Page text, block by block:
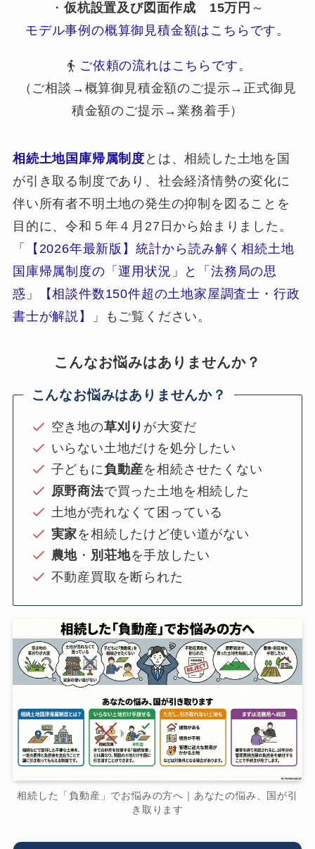
・ 仮杭設置及び図面作成 15万円 ～
モデル事例の概算御見積金額はこちらです。
ご依頼の流れはこちらです。
（ご相談→概算御見積金額のご提示→正式御見
積金額のご提示→業務着手）
相続土地国庫帰属制度 とは、相続した土地を国
が引き取る制度であり、社会経済情勢の変化に
伴い所有者不明土地の発生の抑制を図ることを
目的に、令和５年４月27日から始まりました。
「
【2026年最新版】統計から読み解く相続土地
国庫帰属制度の「運用状況」と「法務局の思
惑」【相談件数150件超の土地家屋調査士・行政
書士が解説】
」もご覧ください。
こんなお悩みはありませんか？
こんなお悩みはありませんか？
空き地の草刈り が大変だ
いらない土地だけを処分したい
子どもに負動産を相続させたくない
原野商法で買った土地を相続した
土地が売れなくて困っている
実家を相続したけど使い道がない
農地 ・ 別荘地を手放したい
不動産買取を断られた
相続した「負動産」でお悩みの方へ｜あなたの悩み、国が引
き取ります